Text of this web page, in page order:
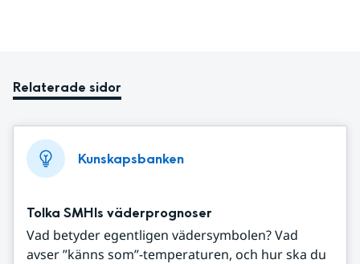
Relaterade sidor
Kunskapsbanken
Tolka SMHIs väderprognoser
Vad betyder egentligen vädersymbolen? Vad
avser ”känns som”-temperaturen, och hur ska du